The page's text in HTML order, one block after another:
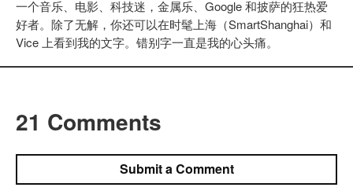
一个音乐、电影、科技迷，金属乐、Google 和披萨的狂热爱
好者。除了无解，你还可以在时髦上海（SmartShanghai）和
Vice 上看到我的文字。错别字一直是我的心头痛。
21 Comments
Submit a Comment